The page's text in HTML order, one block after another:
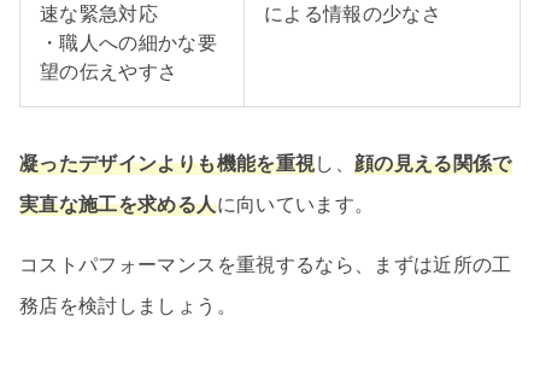
速な緊急対応
・職人への細かな要
望の伝えやすさ
による情報の少なさ
凝ったデザインよりも機能を重視し、 顔の見える関係で
実直な施工を求める人に向いています。
コストパフォーマンスを重視するなら、まずは近所の工
務店を検討しましょう。